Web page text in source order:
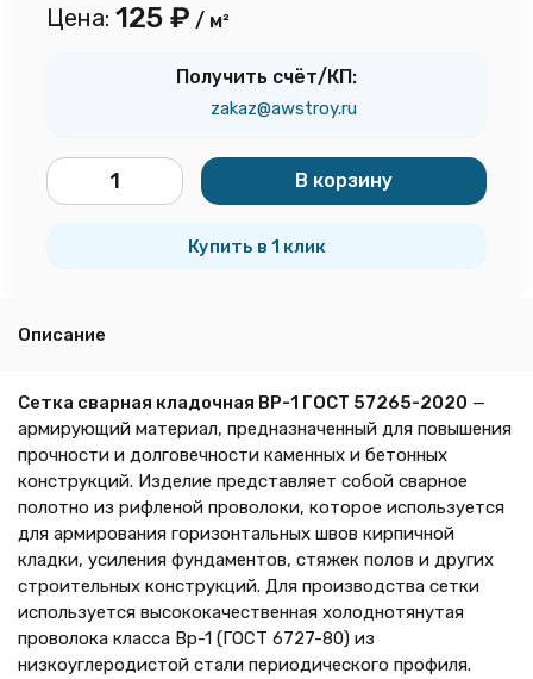
Цена: 125 ₽ / м²
Получить счёт/КП:
zakaz@awstroy.ru
В корзину
Купить в 1 клик
Описание
Сетка сварная кладочная ВР-1 ГОСТ 57265-2020 —
армирующий материал, предназначенный для повышения
прочности и долговечности каменных и бетонных
конструкций. Изделие представляет собой сварное
полотно из рифленой проволоки, которое используется
для армирования горизонтальных швов кирпичной
кладки, усиления фундаментов, стяжек полов и других
строительных конструкций. Для производства сетки
используется высококачественная холоднотянутая
проволока класса Вр-1 (ГОСТ 6727-80) из
низкоуглеродистой стали периодического профиля.